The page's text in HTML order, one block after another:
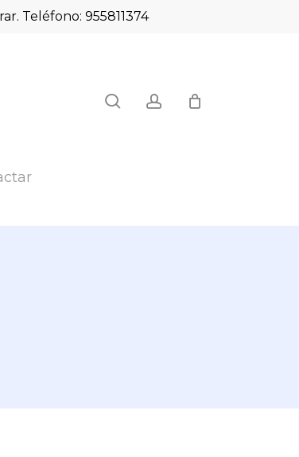
Teléfono: 955811374